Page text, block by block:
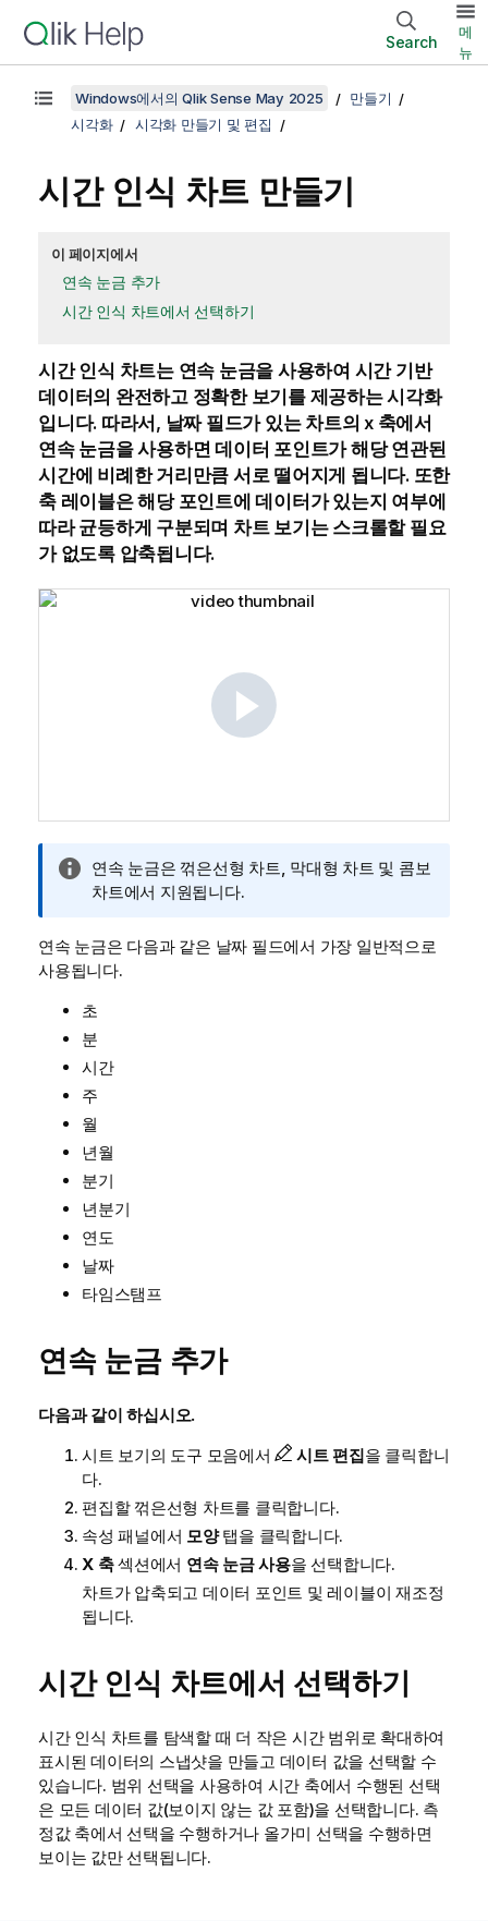
Search
메
뉴
Windows에서의 Qlik Sense May 2025
만들기
시각화
시각화 만들기 및 편집
시간 인식 차트 만들기
이 페이지에서
연속 눈금 추가
시간 인식 차트에서 선택하기
시간 인식 차트는 연속 눈금을 사용하여 시간 기반
데이터의 완전하고 정확한 보기를 제공하는 시각화
입니다. 따라서, 날짜 필드가 있는 차트의 x 축에서
연속 눈금을 사용하면 데이터 포인트가 해당 연관된
시간에 비례한 거리만큼 서로 떨어지게 됩니다. 또한
축 레이블은 해당 포인트에 데이터가 있는지 여부에
따라 균등하게 구분되며 차트 보기는 스크롤할 필요
가 없도록 압축됩니다.
정
보
모
연속 눈금은 꺾은선형 차트, 막대형 차트 및 콤보
차트에서 지원됩니다.
연속 눈금은 다음과 같은 날짜 필드에서 가장 일반적으로
사용됩니다.
초
분
시간
주
월
년월
분기
년분기
연도
날짜
타임스탬프
연속 눈금 추가
다음과 같이 하십시오.
시트 보기의 도구 모음에서
시트 편집을 클릭합니
다.
편집할 꺾은선형 차트를 클릭합니다.
속성 패널에서 모양탭을 클릭합니다.
X 축섹션에서 연속 눈금 사용을 선택합니다.
차트가 압축되고 데이터 포인트 및 레이블이 재조정
됩니다.
시간 인식 차트에서 선택하기
시간 인식 차트를 탐색할 때 더 작은 시간 범위로 확대하여
표시된 데이터의 스냅샷을 만들고 데이터 값을 선택할 수
있습니다. 범위 선택을 사용하여 시간 축에서 수행된 선택
은 모든 데이터 값(보이지 않는 값 포함)을 선택합니다. 측
정값 축에서 선택을 수행하거나 올가미 선택을 수행하면
보이는 값만 선택됩니다.